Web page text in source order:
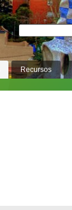
Recursos